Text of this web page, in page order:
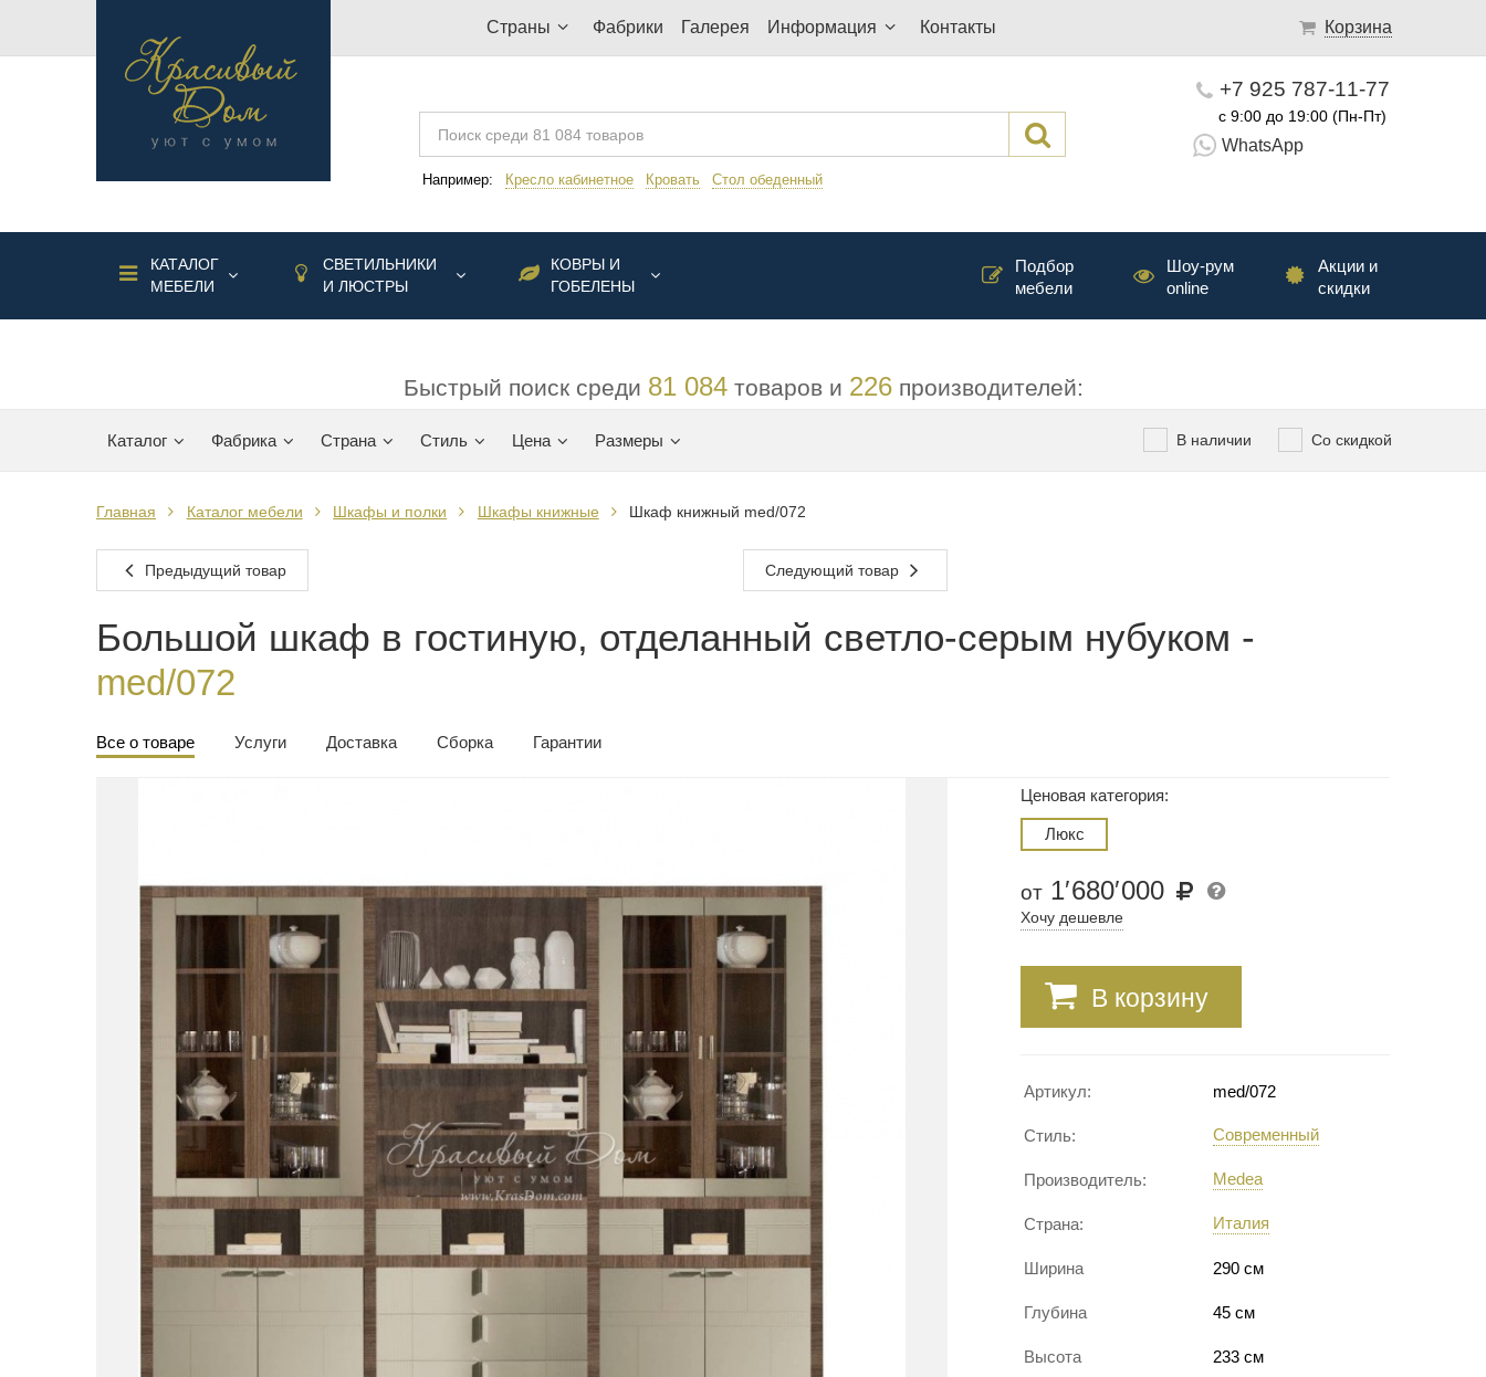
Страны Фабрики Галерея Информация Контакты Корзина
Например: Кресло кабинетное Кровать Стол обеденный
+7 925 787-11-77
с 9:00 до 19:00 (Пн-Пт)
WhatsApp
КАТАЛОГ
МЕБЕЛИ
СВЕТИЛЬНИКИ
И ЛЮСТРЫ
КОВРЫ И
ГОБЕЛЕНЫ
Акции и
скидки
Шоу-рум
online
Подбор
мебели
Быстрый поиск среди 81 084товаров и 226производителей:
Каталог Фабрика Страна Стиль Цена Размеры Со скидкой
В наличии
Главная Каталог мебели Шкафы и полки Шкафы книжные Шкаф книжный med/072
Предыдущий товар Следующий товар
Большой шкаф в гостиную, отделанный светло-серым нубуком -
med/072
Все о товаре Услуги Доставка Сборка Гарантии
Ценовая категория:
Люкс
от 1′680′000
Хочу дешевле
В корзину
Артикул: med/072
Стиль: Современный
Производитель: Medea
Страна: Италия
Ширина 290 см
Глубина 45 см
Высота 233 см